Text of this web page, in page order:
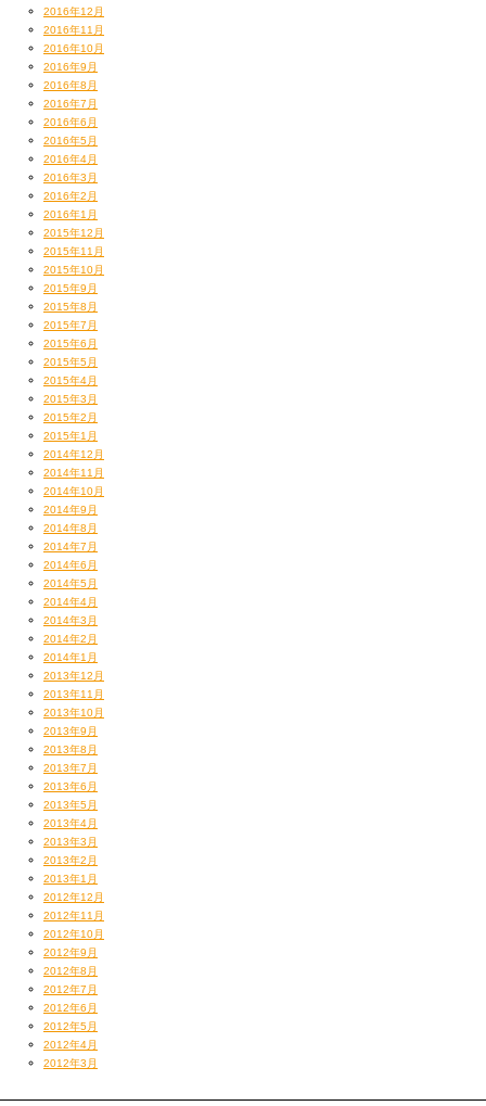
2016年12月
2016年11月
2016年10月
2016年9月
2016年8月
2016年7月
2016年6月
2016年5月
2016年4月
2016年3月
2016年2月
2016年1月
2015年12月
2015年11月
2015年10月
2015年9月
2015年8月
2015年7月
2015年6月
2015年5月
2015年4月
2015年3月
2015年2月
2015年1月
2014年12月
2014年11月
2014年10月
2014年9月
2014年8月
2014年7月
2014年6月
2014年5月
2014年4月
2014年3月
2014年2月
2014年1月
2013年12月
2013年11月
2013年10月
2013年9月
2013年8月
2013年7月
2013年6月
2013年5月
2013年4月
2013年3月
2013年2月
2013年1月
2012年12月
2012年11月
2012年10月
2012年9月
2012年8月
2012年7月
2012年6月
2012年5月
2012年4月
2012年3月